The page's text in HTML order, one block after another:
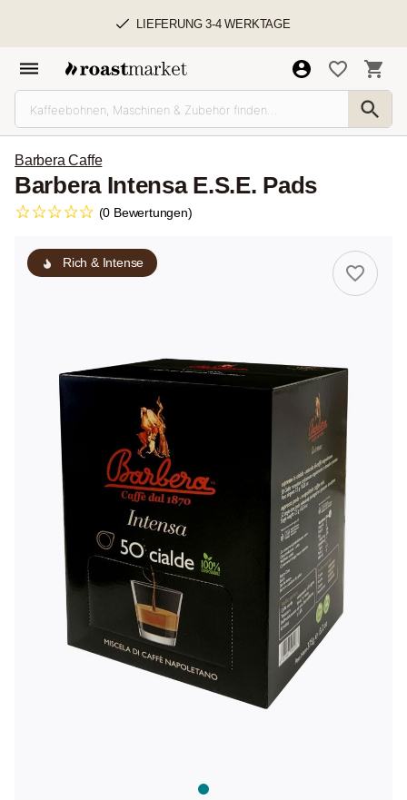
LIEFERUNG 3-4 WERKTAGE
Barbera Caffe
Barbera Intensa E.S.E. Pads
(0 Bewertungen)
Rich & Intense